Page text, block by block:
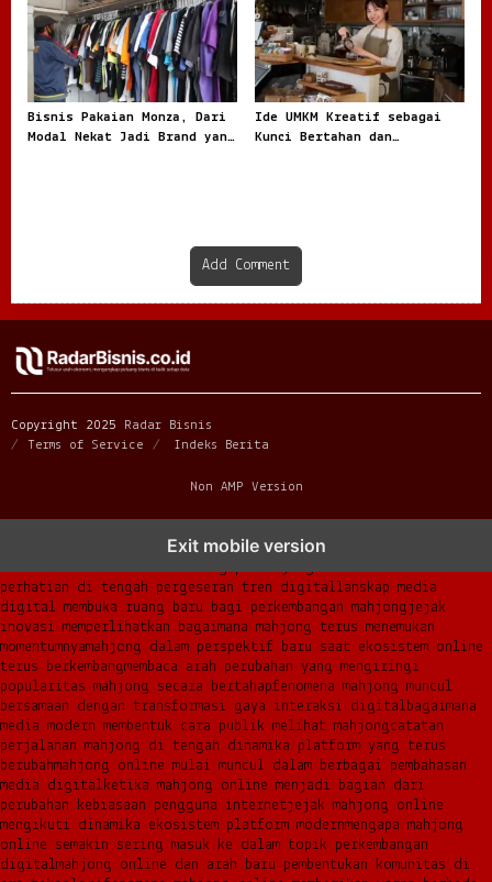
Bisnis Pakaian Monza, Dari
Modal Nekat Jadi Brand yang
Ide UMKM Kreatif sebagai
Kunci Bertahan dan
Add Comment
Copyright 2025 Radar Bisnis
Terms of Service
Indeks Berita
Non AMP Version
Exit mobile version
dari komunitas hingga platform mahjong membangun
perhatian di tengah pergeseran tren digitallanskap media
digital membuka ruang baru bagi perkembangan mahjongjejak
inovasi memperlihatkan bagaimana mahjong terus menemukan
momentumnyamahjong dalam perspektif baru saat ekosistem online
terus berkembangmembaca arah perubahan yang mengiringi
popularitas mahjong secara bertahapfenomena mahjong muncul
bersamaan dengan transformasi gaya interaksi digital bagaimana
media modern membentuk cara publik melihat mahjongcatatan
perjalanan mahjong di tengah dinamika platform yang terus
berubahmahjong online mulai muncul dalam berbagai pembahasan
media digital ketika mahjong online menjadi bagian dari
perubahan kebiasaan pengguna internetjejak mahjong online
mengikuti dinamika ekosistem platform modernmengapa mahjong
online semakin sering masuk ke dalam topik perkembangan
digitalmahjong online dan arah baru pembentukan komunitas di